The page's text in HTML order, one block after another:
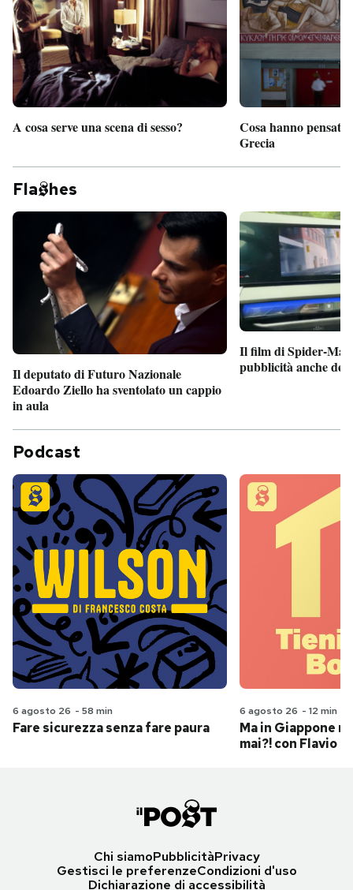
A cosa serve una scena di sesso?
Cosa hanno pensato
Grecia
Fla hes
Il deputato di Futuro Nazionale
Edoardo Ziello ha sventolato un cappio
in aula
Il film di Spider-Man
pubblicità anche
Podcast
6 agosto 26 - 58 min
Fare sicurezza senza fare paura
6 agosto 26 - 12 min
Ma in Giappone
mai?! con Flavio
Chi siamoPubblicitàPrivacy
Gestisci le preferenzeCondizioni d'uso
Dichiarazione di accessibilità